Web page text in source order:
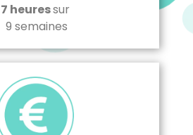
7 heuressur
9 semaines